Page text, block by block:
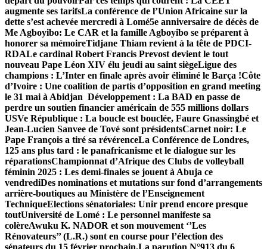
augmente ses tarifsLa conférence de l’Union Africaine sur la
dette s’est achevée mercredi à Lomé5e anniversaire de décès de
Me Agboyibo: Le CAR et la famille Agboyibo se préparent à
honorer sa mémoireTidjane Thiam revient à la tête de PDCI-
RDALe cardinal Robert Francis Prevost devient le tout
nouveau Pape Léon XIV élu jeudi au saint siègeLigue des
champions : L’Inter en finale après avoir éliminé le Barça !Côte
d’Ivoire : Une coalition de partis d’opposition en grand meeting
le 31 mai à Abidjan Développement : La BAD en passe de
perdre un soutien financier américain de 555 millions dollars
USVe République : La boucle est bouclée, Faure Gnassingbé et
Jean-Lucien Sanvee de Tové sont présidentsCarnet noir: Le
Pape François a tiré sa révérenceLa Conférence de Londres,
125 ans plus tard : le panafricanisme et le dialogue sur les
réparationsChampionnat d’Afrique des Clubs de volleyball
féminin 2025 : Les demi-finales se jouent à Abuja ce
vendrediDes nominations et mutations sur fond d’arrangements
arrière-boutiques au Ministère de l’Enseignement
TechniqueElections sénatoriales: Unir prend encore presque
toutUniversité de Lomé : Le personnel manifeste sa
colèreAwuku K. NADOR et son mouvement ‘’Les
Rénovateurs’’ (L.R.) sont en course pour l’élection des
sénateurs du 15 février prochain.La parution N°913 du 6